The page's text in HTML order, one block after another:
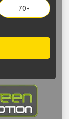
70+